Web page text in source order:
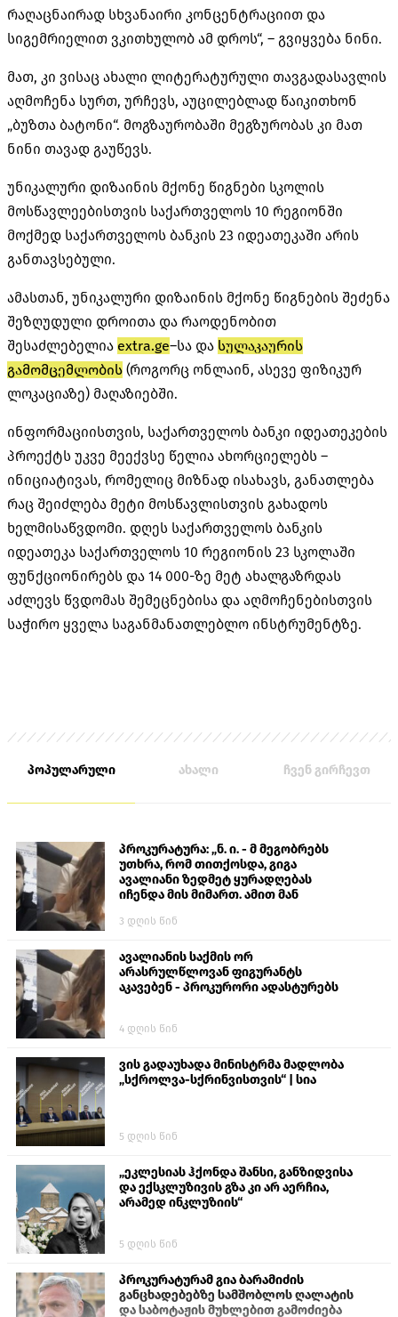
რაღაცნაირად სხვანაირი კონცენტრაციით და
სიგემრიელით ვკითხულობ ამ დროს“, – გვიყვება ნინი.
მათ, კი ვისაც ახალი ლიტერატურული თავგადასავლის
აღმოჩენა სურთ, ურჩევს, აუცილებლად წაიკითხონ
„ბუზთა ბატონი“. მოგზაურობაში მეგზურობას კი მათ
ნინი თავად გაუწევს.
უნიკალური დიზაინის მქონე წიგნები სკოლის
მოსწავლეებისთვის საქართველოს 10 რეგიონში
მოქმედ საქართველოს ბანკის 23 იდეათეკაში არის
განთავსებული.
ამასთან, უნიკალური დიზაინის მქონე წიგნების შეძენა
შეზღუდული დროითა და რაოდენობით
შესაძლებელია extra.ge–სა და სულაკაურის
გამომცემლობის (როგორც ონლაინ, ასევე ფიზიკურ
ლოკაციაზე) მაღაზიებში.
ინფორმაციისთვის, საქართველოს ბანკი იდეათეკების
პროექტს უკვე მეექვსე წელია ახორციელებს –
ინიციატივას, რომელიც მიზნად ისახავს, განათლება
რაც შეიძლება მეტი მოსწავლისთვის გახადოს
ხელმისაწვდომი. დღეს საქართველოს ბანკის
იდეათეკა საქართველოს 10 რეგიონის 23 სკოლაში
ფუნქციონირებს და 14 000-ზე მეტ ახალგაზრდას
აძლევს წვდომას შემეცნებისა და აღმოჩენებისთვის
საჭირო ყველა საგანმანათლებლო ინსტრუმენტზე.
პოპულარული ახალი ჩვენ გირჩევთ
პროკურატურა: „ნ. ი. - მ მეგობრებს
უთხრა, რომ თითქოსდა, გიგა
ავალიანი ზედმეტ ყურადღებას
იჩენდა მის მიმართ. ამით მან
თავს დასხმოდა გიგა ავალიანს“
3 დღის წინ
ავალიანის საქმის ორ
არასრულწლოვან ფიგურანტს
აკავებენ - პროკურორი ადასტურებს
4 დღის წინ
ვის გადაუხადა მინისტრმა მადლობა
„სქროლვა-სქრინვისთვის“ | სია
5 დღის წინ
„ეკლესიას ჰქონდა შანსი, განზიდვისა
და ექსკლუზივის გზა კი არ აერჩია,
არამედ ინკლუზიის“
5 დღის წინ
პროკურატურამ გია ბარამიძის
განცხადებებზე სამშობლოს ღალატის
და საბოტაჟის მუხლებით გამოძიება